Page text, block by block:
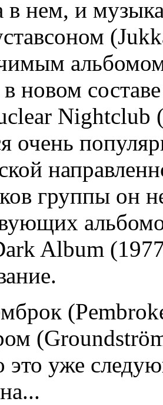
в нем, и
в новом
Nightclub
очень
группы он
Album
это уже